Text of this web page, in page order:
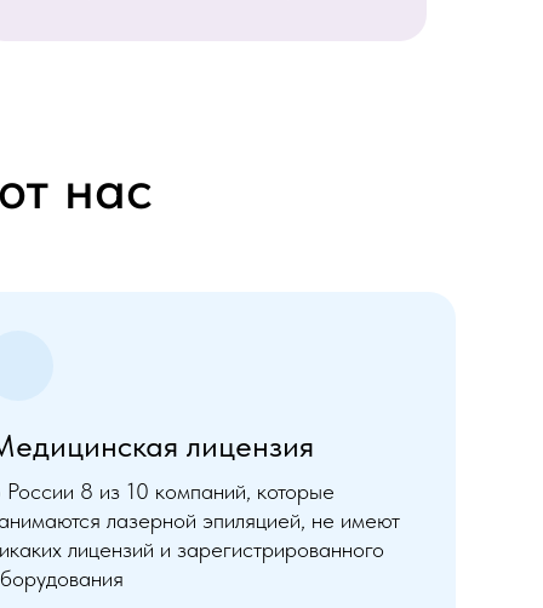
нас
лицензия
России 8 из 10 компаний, которые
лазерной эпиляцией, не имеют
лицензий и зарегистрированного